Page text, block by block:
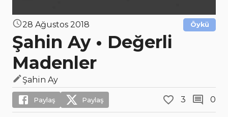
28 Ağustos 2018 Öykü
Şahin Ay • Değerli
Madenler
Şahin Ay
Paylaş Paylaş 3 0